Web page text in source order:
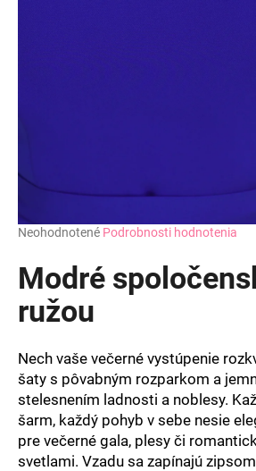
Priemerné
produktu
je
hviezdičiek.
Neohodnotené Podrobnosti hodnotenia
Modré
ružou
Nech vaše večerné vystúpenie
šaty s pôvabným rozparkom a
stelesnením ladnosti a noblesy.
šarm, každý pohyb v sebe nesie
pre večerné gala, plesy či
svetlami. Vzadu sa zapínajú